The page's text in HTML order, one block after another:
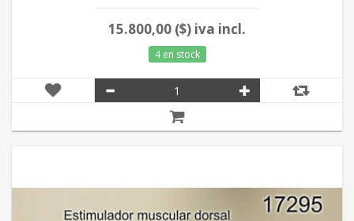
15.800,00 ($) iva incl.
4 en stock